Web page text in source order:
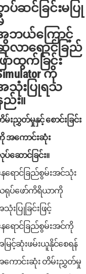
ပ်ဆင်ခြင်းမပြု
ဘယ်ကြောင့်
လာရောင်ခြည်
ဖြာထွက်ခြင်း
ကို
သုံးပြုရသ
ည်း။
းညွှတ်မှုနှင့် စောင်းခြင်း
အကောင်းဆုံး
ဆောင်ခြင်း။
ရောင်ခြည်စွမ်းအင်သုံး
ရုပ်ဖော်ကိရိယာကို
းပြုခြင်းဖြင့်
ရောင်ခြည်စွမ်းအင်ကို
ြင့်ဆုံးဖမ်းယူနိုင်စေရန်
ကောင်းဆုံး တိမ်းညွှတ်မှု